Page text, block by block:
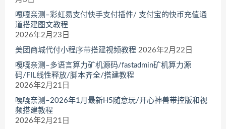
嘎嘎亲测–彩虹易支付快手支付插件/ 支付宝的快币充值通
道搭建图文教程
2026年2月23日
美团商城代付小程序带搭建视频教程 2026年2月22日
嘎嘎亲测–多语言算力矿机源码/fastadmin矿机算力源
码/FIL线性释放/脚本齐全/搭建教程
2026年2月21日
嘎嘎亲测–2026年1月最新H5随意玩/开心神兽带控版和视
频搭建教程
2026年2月21日